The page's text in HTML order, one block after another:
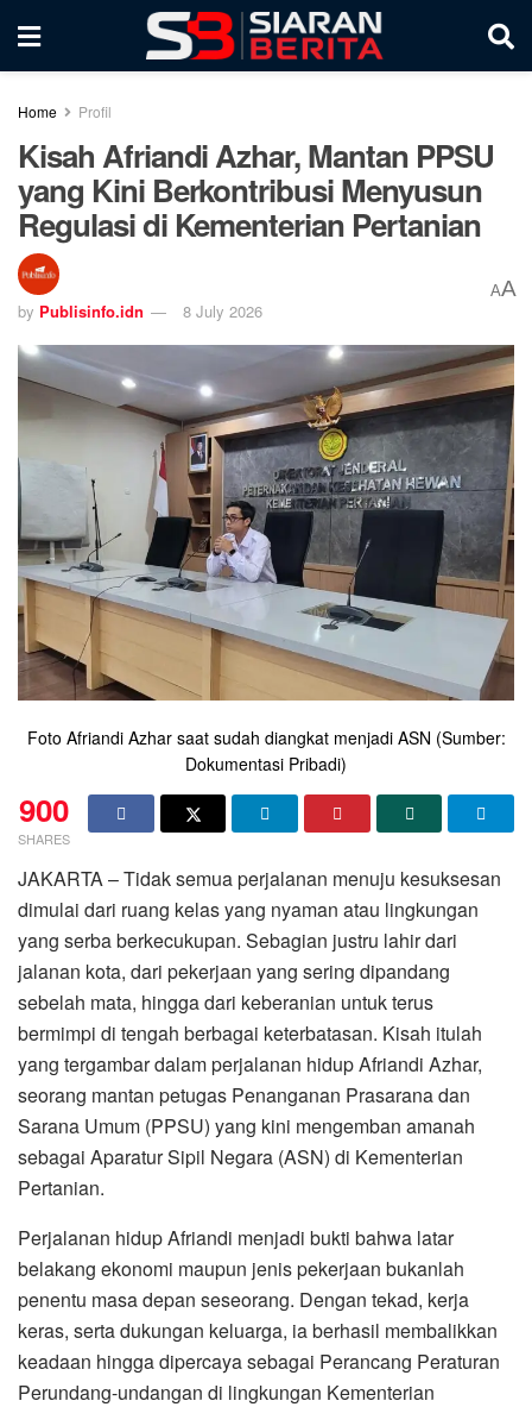
Home Profil
Kisah Afriandi Azhar, Mantan PPSU
yang Kini Berkontribusi Menyusun
Regulasi di Kementerian Pertanian
by Publisinfo.idn 8 July 2026
AA
Foto Afriandi Azhar saat sudah diangkat menjadi ASN (Sumber:
Dokumentasi Pribadi)
900
SHARES
JAKARTA – Tidak semua perjalanan menuju kesuksesan
dimulai dari ruang kelas yang nyaman atau lingkungan
yang serba berkecukupan. Sebagian justru lahir dari
jalanan kota, dari pekerjaan yang sering dipandang
sebelah mata, hingga dari keberanian untuk terus
bermimpi di tengah berbagai keterbatasan. Kisah itulah
yang tergambar dalam perjalanan hidup Afriandi Azhar,
seorang mantan petugas Penanganan Prasarana dan
Sarana Umum (PPSU) yang kini mengemban amanah
sebagai Aparatur Sipil Negara (ASN) di Kementerian
Pertanian.
Perjalanan hidup Afriandi menjadi bukti bahwa latar
belakang ekonomi maupun jenis pekerjaan bukanlah
penentu masa depan seseorang. Dengan tekad, kerja
keras, serta dukungan keluarga, ia berhasil membalikkan
keadaan hingga dipercaya sebagai Perancang Peraturan
Perundang-undangan di lingkungan Kementerian